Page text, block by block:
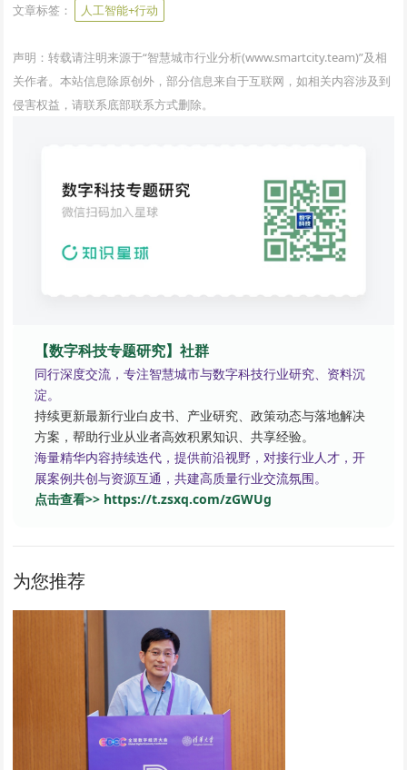
文章标签： 人工智能+行动
声明：转载请注明来源于“智慧城市行业分析(www.smartcity.team)”及相
关作者。本站信息除原创外，部分信息来自于互联网，如相关内容涉及到
侵害权益，请联系底部联系方式删除。
【数字科技专题研究】社群
同行深度交流，专注智慧城市与数字科技行业研究、资料沉
淀。
持续更新最新行业白皮书、产业研究、政策动态与落地解决
方案，帮助行业从业者高效积累知识、共享经验。
海量精华内容持续迭代，提供前沿视野，对接行业人才，开
展案例共创与资源互通，共建高质量行业交流氛围。
点击查看>> https://t.zsxq.com/zGWUg
为您推荐